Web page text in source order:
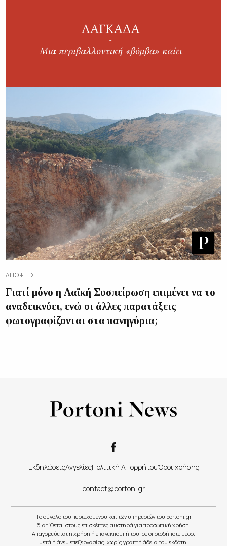
ΑΠΌΨΕΙΣ
Γιατί μόνο η Λαϊκή Συσπείρωση επιμένει να το
αναδεικνύει, ενώ οι άλλες παρατάξεις
φωτογραφίζονται στα πανηγύρια;
ΕκδηλώσειςΑγγελίεςΠολιτική ΑπορρήτουΌροι χρήσης
contact@portoni.gr
Το σύνολο του περιεχομένου και των υπηρεσιών του portoni.gr
διατίθεται στους επισκέπτες αυστηρά για προσωπική χρήση.
Απαγορεύεται η χρήση ή επανεκπομπή του, σε οποιοδήποτε μέσο,
μετά ή άνευ επεξεργασίας, χωρίς γραπτή άδεια του εκδότη.